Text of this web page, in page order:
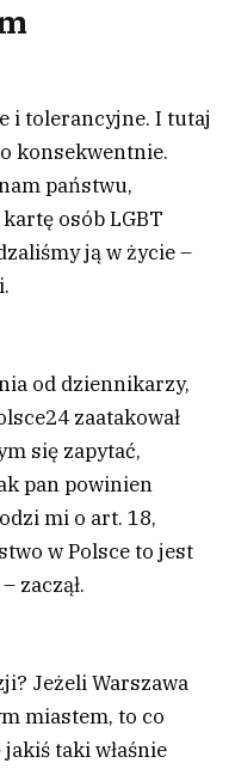
i tolerancyjne. I tutaj
konsekwentnie.
państwu,
osób LGBT
ją w życie –
od dziennikarzy,
zaatakował
się zapytać,
pan powinien
mi o art. 18,
w Polsce to jest
zaczął.
Jeżeli Warszawa
miastem, to co
taki właśnie